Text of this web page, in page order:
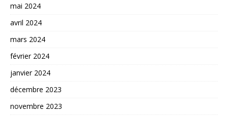
mai 2024
avril 2024
mars 2024
février 2024
janvier 2024
décembre 2023
novembre 2023